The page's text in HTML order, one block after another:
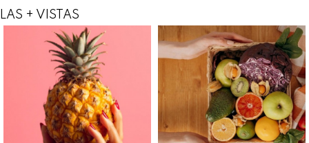
LAS + VISTAS